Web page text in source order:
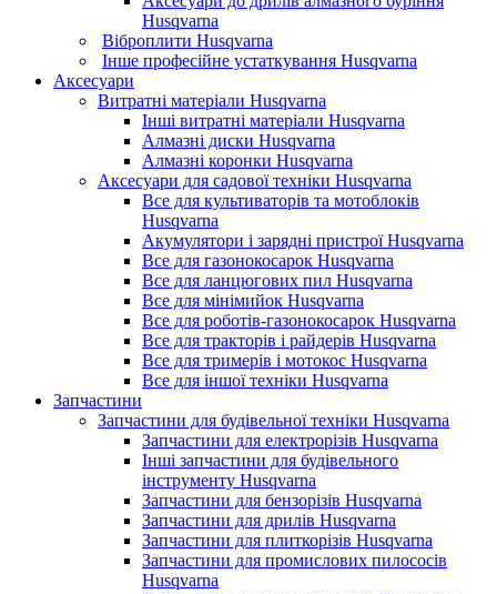
Husqvarna
Віброплити Husqvarna
Інше професійне устаткування Husqvarna
Аксесуари
Витратні матеріали Husqvarna
Інші витратні матеріали Husqvarna
Алмазні диски Husqvarna
Алмазні коронки Husqvarna
Аксесуари для садової техніки Husqvarna
Все для культиваторів та мотоблоків
Husqvarna
Акумулятори і зарядні пристрої Husqvarna
Все для газонокосарок Husqvarna
Все для ланцюгових пил Husqvarna
Все для мінімийок Husqvarna
Все для роботів-газонокосарок Husqvarna
Все для тракторів і райдерів Husqvarna
Все для тримерів і мотокос Husqvarna
Все для іншої техніки Husqvarna
Запчастини
Запчастини для будівельної техніки Husqvarna
Запчастини для електрорізів Husqvarna
Інші запчастини для будівельного
інструменту Husqvarna
Запчастини для бензорізів Husqvarna
Запчастини для дрилів Husqvarna
Запчастини для плиткорізів Husqvarna
Запчастини для промислових пилососів
Husqvarna